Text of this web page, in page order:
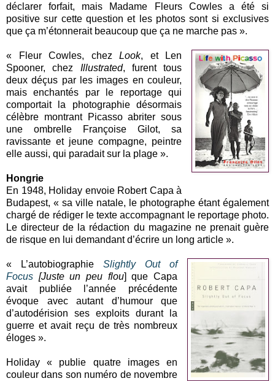
déclarer forfait, mais Madame Fleurs Cowles a été si
positive sur cette question et les photos sont si exclusives
que ça m’étonnerait beaucoup que ça ne marche pas ».
« Fleur Cowles, chezLook, et Len
Spooner, chez Illustrated, furent tous
deux déçus par les images en couleur,
mais enchantés par le reportage qui
comportait la photographie désormais
célèbre montrant Picasso abriter sous
une ombrelle Françoise Gilot, sa
ravissante et jeune compagne, peintre
elle aussi, qui paradait sur la plage ».
Hongrie
En 1948, Holiday envoie Robert Capa à
Budapest, « sa ville natale, le photographe étant également
chargé de rédiger le texte accompagnant le reportage photo.
Le directeur de la rédaction du magazine ne prenait guère
de risque en lui demandant d’écrire un long article ».
« L’autobiographieSlightly Out of
Focus [Juste un peu flou] que Capa
avait publiée l’année précédente
évoque avec autant d’humour que
d’autodérision ses exploits durant la
guerre et avait reçu de très nombreux
éloges ».
Holiday « publie quatre images en
couleur dans son numéro de novembre